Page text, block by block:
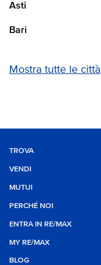
Asti
Bari
Mostra tutte le città
TROVA
VENDI
MUTUI
PERCHÉ NOI
ENTRA IN RE/MAX
MY RE/MAX
BLOG